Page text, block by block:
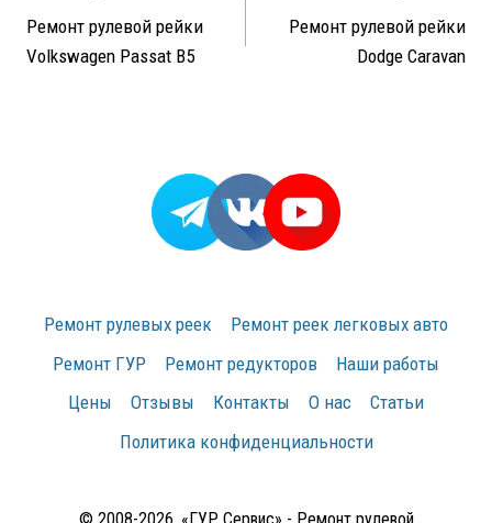
по
Ремонт рулевой рейки
Volkswagen Passat B5
Ремонт рулевой рейки
Dodge Caravan
Ремонт рулевых реек
Ремонт реек легковых авто
Ремонт ГУР
Ремонт редукторов
Наши работы
Цены
Отзывы Контакты О нас
Статьи
Политика конфиденциальности